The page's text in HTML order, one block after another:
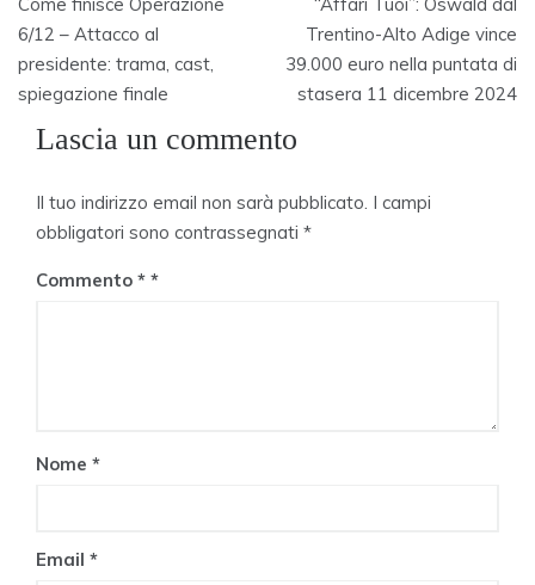
articoli
6/12 – Attacco al
presidente: trama, cast,
spiegazione finale
Trentino-Alto Adige vince
39.000 euro nella puntata di
stasera 11 dicembre 2024
Lascia un commento
Il tuo indirizzo email non sarà pubblicato. I campi
obbligatori sono contrassegnati *
Commento *
Nome *
Email *